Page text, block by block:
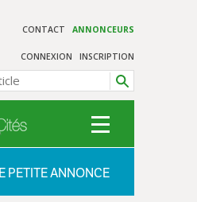
CONTACT ANNONCEURS
CONNEXION INSCRIPTION
PETITE ANNONCE